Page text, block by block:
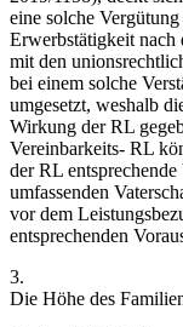
eine solche
Erwerbstätigkeit nach
mit den
bei einem solche
umgesetzt, weshalb
Wirkung der RL
Vereinbarkeits- RL
der RL
umfassenden
vor dem
entsprechenden
3.
Die Höhe des